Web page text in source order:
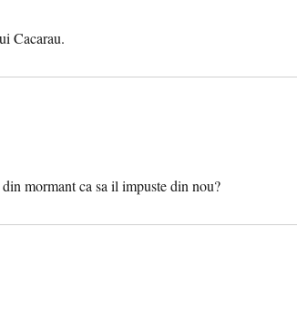
Cacarau.
mormant ca sa il impuste din nou?